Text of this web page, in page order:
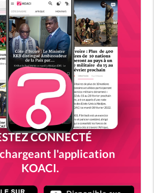
CONNECTÉ
l'application
KOACI.